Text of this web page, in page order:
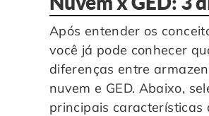
Após entender os
você já pode conhecer
diferenças entre
nuvem e GED. Abaixo,
principais características